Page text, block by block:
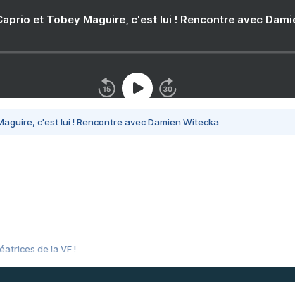
et Tobey Maguire, c'est lui ! Rencontre avec
c'est lui ! Rencontre avec Damien Witecka
de la VF !